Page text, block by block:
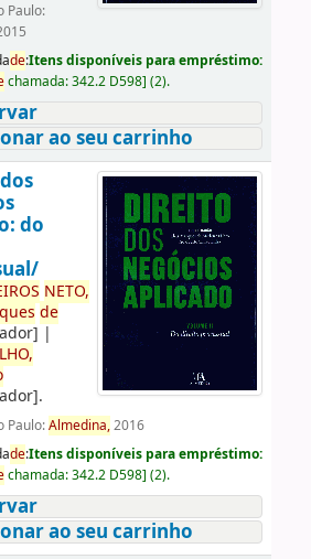
Paulo:
de:Itens disponíveis para empréstimo:
chamada:342.2 D598] (2).
ao seu carrinho
do
IROS NETO,
de
|
.
Paulo:Almedina,2016
de:Itens disponíveis para empréstimo:
chamada:342.2 D598] (2).
ao seu carrinho